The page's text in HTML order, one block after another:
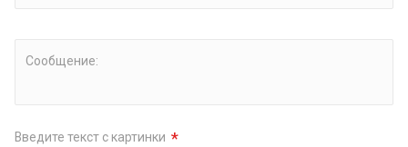
Сообщение:
Введите текст с картинки *